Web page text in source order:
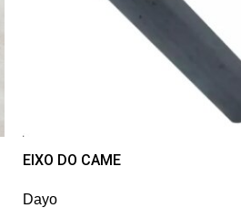
EIXO DO CAME
Dayo